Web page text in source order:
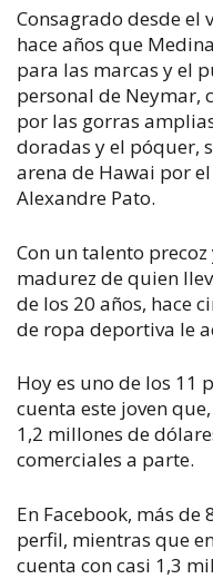
Consagrado desde el
hace años que
para las marcas y el
personal de Neymar,
por las gorras
doradas y el póquer,
arena de Hawai por
Alexandre Pato.
Con un talento
madurez de quien
de los 20 años, hace
de ropa deportiva le
Hoy es uno de los 11
cuenta este joven
1,2 millones de
comerciales a parte.
En Facebook, más de
perfil, mientras que
cuenta con casi 1,3